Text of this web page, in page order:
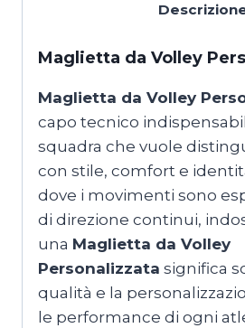
Maglietta da Volley
Maglietta da Volley
capo tecnico
squadra che vuole
con stile, comfort e
dove i movimenti sono
di direzione continui,
una Maglietta da Volley
Personalizzata significa
qualità e la
le performance di ogni